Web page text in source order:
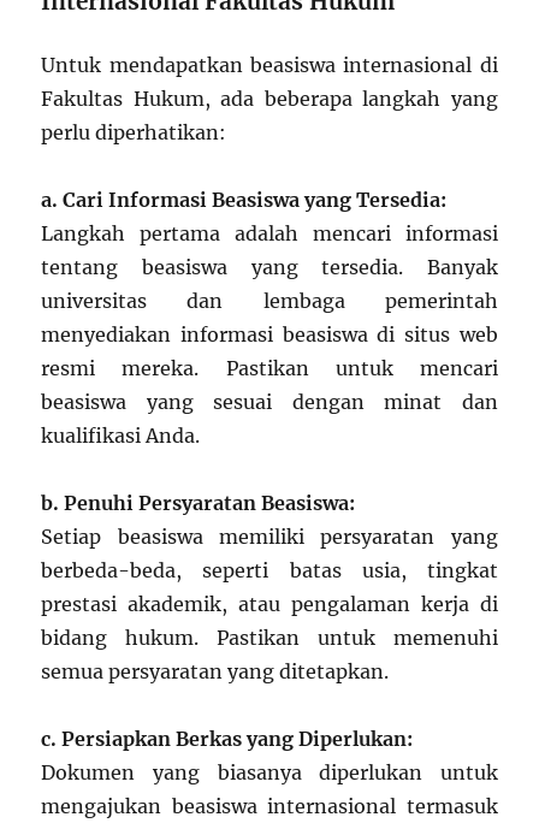
Untuk mendapatkan beasiswa internasional di
Fakultas Hukum, ada beberapa langkah yang
perlu diperhatikan:
a. Cari Informasi Beasiswa yang Tersedia:
Langkah pertama adalah mencari informasi
tentang beasiswa yang tersedia. Banyak
universitas dan lembaga pemerintah
menyediakan informasi beasiswa di situs web
resmi mereka. Pastikan untuk mencari
beasiswa yang sesuai dengan minat dan
kualifikasi Anda.
b. Penuhi Persyaratan Beasiswa:
Setiap beasiswa memiliki persyaratan yang
berbeda-beda, seperti batas usia, tingkat
prestasi akademik, atau pengalaman kerja di
bidang hukum. Pastikan untuk memenuhi
semua persyaratan yang ditetapkan.
c. Persiapkan Berkas yang Diperlukan:
Dokumen yang biasanya diperlukan untuk
mengajukan beasiswa internasional termasuk